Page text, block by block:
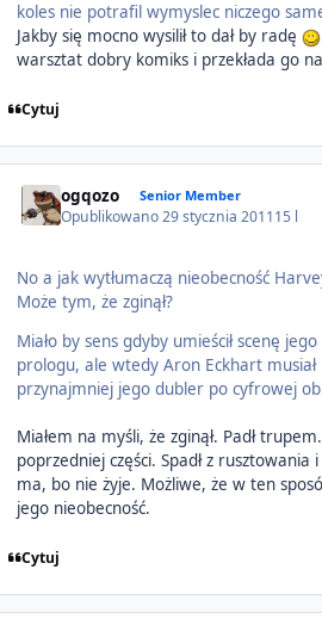
koles nie potrafil wymyslec niczego
Jakby się mocno wysilił to dał by radę
warsztat dobry komiks i przekłada go
Cytuj
ogqozo Senior Member
Opublikowano29 stycznia 201115 l
No a jak wytłumaczą nieobecność
Może tym, że zginął?
Miało by sens gdyby umieścił scenę
prologu, ale wtedy Aron Eckhart
przynajmniej jego dubler po cyfrowej
Miałem na myśli, że zginął. Padł
poprzedniej części. Spadł z rusztowania
ma, bo nie żyje. Możliwe, że w ten
jego nieobecność.
Cytuj